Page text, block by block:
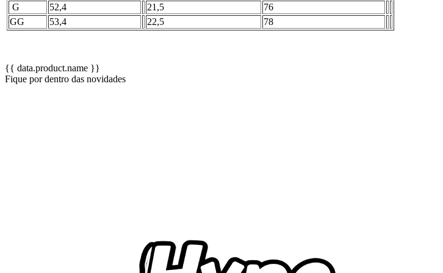
G
52,4 21,5
76
GG
53,4 22,5 78
{{ data.product.name }}
Fique por dentro das novidades